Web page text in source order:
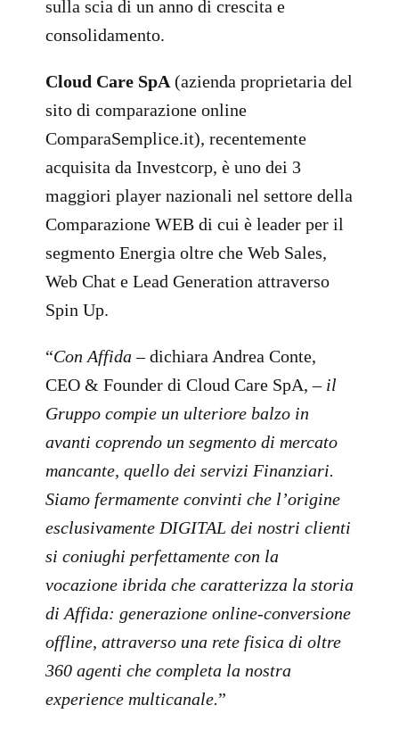
sulla scia di un anno di crescita e
consolidamento.
Cloud Care SpA (azienda proprietaria del
sito di comparazione online
ComparaSemplice.it), recentemente
acquisita da Investcorp, è uno dei 3
maggiori player nazionali nel settore della
Comparazione WEB di cui è leader per il
segmento Energia oltre che Web Sales,
Web Chat e Lead Generation attraverso
Spin Up.
“Con Affida– dichiara Andrea Conte,
CEO & Founder di Cloud Care SpA, – il
Gruppo compie un ulteriore balzo in
avanti coprendo un segmento di mercato
mancante, quello dei servizi Finanziari.
Siamo fermamente convinti che l’origine
esclusivamente DIGITAL dei nostri clienti
si coniughi perfettamente con la
vocazione ibrida che caratterizza la storia
di Affida: generazione online-conversione
offline, attraverso una rete fisica di oltre
360 agenti che completa la nostra
experience multicanale.”